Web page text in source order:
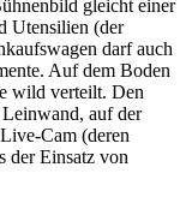
gleicht einer
Utensilien (der
darf auch
Auf dem Boden
wild verteilt. Den
auf der
Cam (deren
der Einsatz von